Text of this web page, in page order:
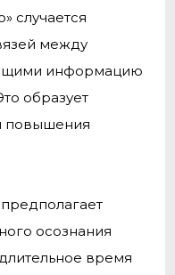
случается
между
информацию
образует
повышения
осознания
время